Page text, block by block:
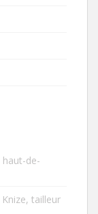
haut-de-
Knize, tailleur